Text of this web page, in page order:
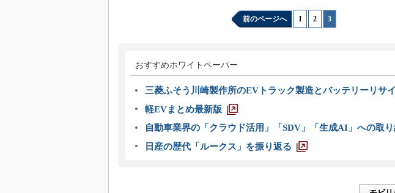
前のページへ 1 2 3
おすすめホワイトペーパー
三菱ふそう川崎製作所のEVトラック製造とバッテリーリサ
軽EVまとめ最新版
自動車業界の「クラウド活用」「SDV」「生成AI」への取
日産の歴代「ルークス」を振り返る